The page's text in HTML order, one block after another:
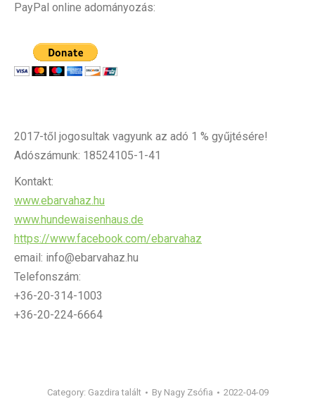
PayPal online adományozás:
2017-től jogosultak vagyunk az adó 1 % gyűjtésére!
Adószámunk: 18524105-1-41
Kontakt:
www.ebarvahaz.hu
www.hundewaisenhaus.de
https://www.facebook.com/ebarvahaz
email: info@ebarvahaz.hu
Telefonszám:
+36-20-314-1003
+36-20-224-6664
Category: Gazdira talált By Nagy Zsófia 2022-04-09